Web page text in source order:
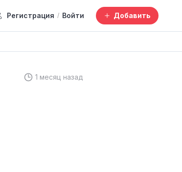
Регистрация / Войти Добавить
1 месяц назад